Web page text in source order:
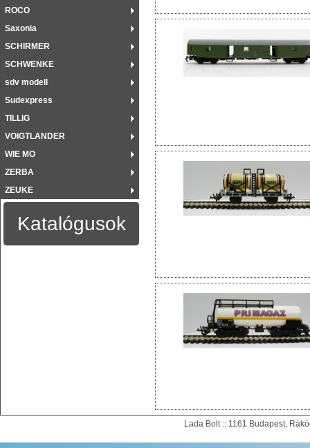
ROCO
Saxonia
SCHIRMER
SCHWENKE
sdv modell
Sudexpress
TILLIG
VOIGTLANDER
WIE MO
ZERBA
ZEUKE
Katalógusok
Lada Bolt :: 1161 Budapest,